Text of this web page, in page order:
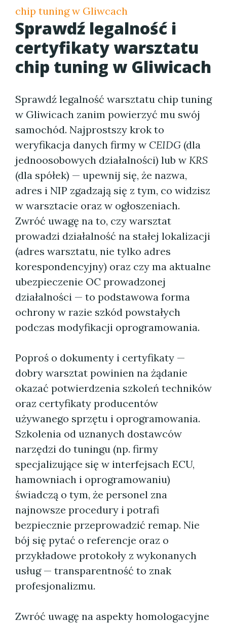
chip tuning w Gliwcach
Sprawdź legalność i
certyfikaty warsztatu
chip tuning w Gliwicach
Sprawdź legalność warsztatu chip tuning
w Gliwicach zanim powierzyć mu swój
samochód. Najprostszy krok to
weryfikacja danych firmy w CEIDG (dla
jednoosobowych działalności) lub w KRS
(dla spółek) — upewnij się, że nazwa,
adres i NIP zgadzają się z tym, co widzisz
w warsztacie oraz w ogłoszeniach.
Zwróć uwagę na to, czy warsztat
prowadzi działalność na stałej lokalizacji
(adres warsztatu, nie tylko adres
korespondencyjny) oraz czy ma aktualne
ubezpieczenie OC prowadzonej
działalności — to podstawowa forma
ochrony w razie szkód powstałych
podczas modyfikacji oprogramowania.
Poproś o dokumenty i certyfikaty —
dobry warsztat powinien na żądanie
okazać potwierdzenia szkoleń techników
oraz certyfikaty producentów
używanego sprzętu i oprogramowania.
Szkolenia od uznanych dostawców
narzędzi do tuningu (np. firmy
specjalizujące się w interfejsach ECU,
hamowniach i oprogramowaniu)
świadczą o tym, że personel zna
najnowsze procedury i potrafi
bezpiecznie przeprowadzić remap. Nie
bój się pytać o referencje oraz o
przykładowe protokoły z wykonanych
usług — transparentność to znak
profesjonalizmu.
Zwróć uwagę na aspekty homologacyjne